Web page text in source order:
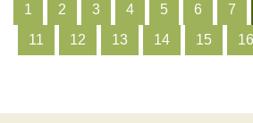
1 2 3 4 5 6 7
11
12 13 14 15 16